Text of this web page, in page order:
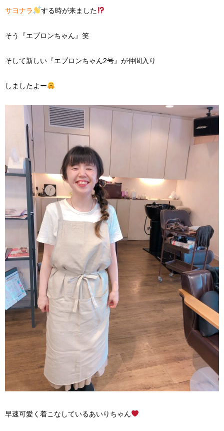
サヨナラ する時が来ました
そう『エプロンちゃん』笑
そして新しい『エプロンちゃん2号』が仲間入り
しましたよー
早速可愛く着こなしているあいりちゃん